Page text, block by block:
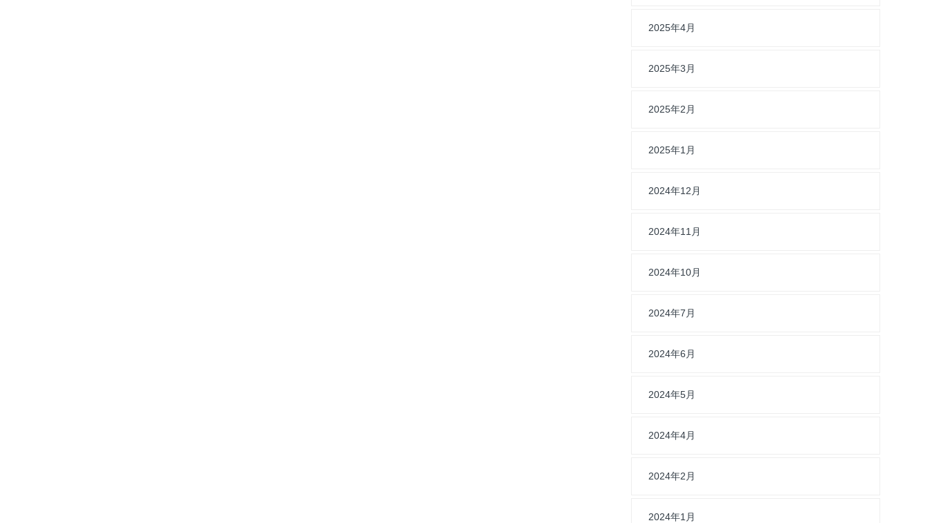
2025年4月
2025年3月
2025年2月
2025年1月
2024年12月
2024年11月
2024年10月
2024年7月
2024年6月
2024年5月
2024年4月
2024年2月
2024年1月